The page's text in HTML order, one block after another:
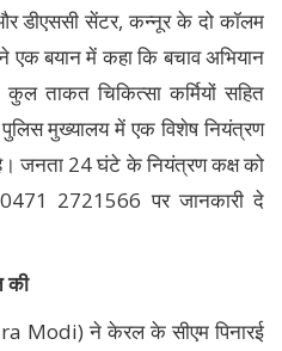
डीएससी सेंटर, कन्नूर के दो कॉलम
एक बयान में कहा कि बचाव अभियान
ताकत चिकित्सा कर्मियों सहित
मुख्यालय में एक विशेष नियंत्रण
जनता 24 घंटे के नियंत्रण कक्ष को
2721566 पर जानकारी दे
की
Modi) ने केरल के सीएम पिनारई